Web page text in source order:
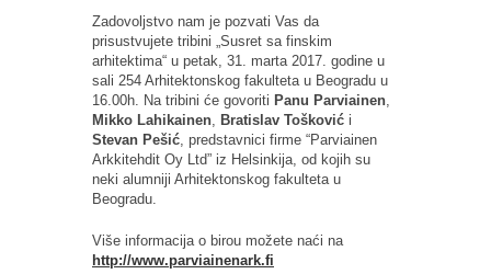
Zadovoljstvo nam je pozvati Vas da
prisustvujete tribini „Susret sa finskim
arhitektima“ u petak, 31. marta 2017. godine u
sali 254 Arhitektonskog fakulteta u Beogradu u
16.00h. Na tribini će govoriti Panu Parviainen
Mikko Lahikainen Bratislav Tošković i
Stevan Pešić , predstavnici firme “Parviainen
Arkkitehdit Oy Ltd” iz Helsinkija, od kojih su
neki alumniji Arhitektonskog fakulteta u
Beogradu.
Više informacija o birou možete naći na
http://www.parviainenark.fi